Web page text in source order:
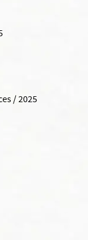
/ 2025